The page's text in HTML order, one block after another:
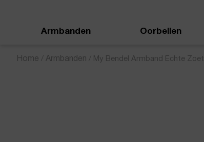
Armbanden Oorbellen
Home / Armbanden / My Bendel Armband Echte